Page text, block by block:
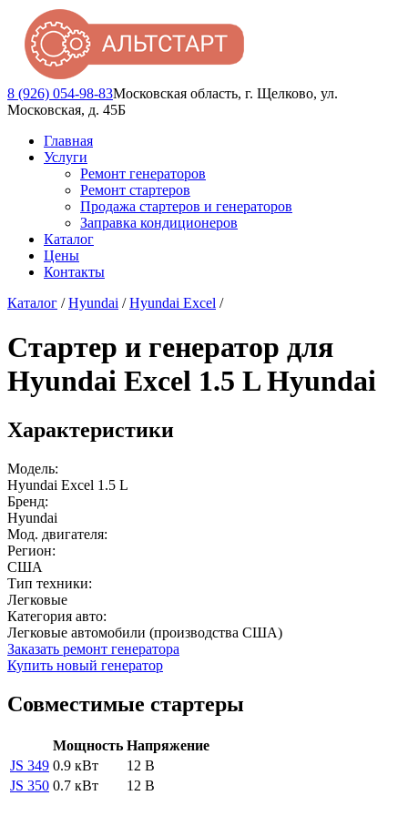
8 (926) 054-98-83Московская область, г. Щелково, ул.
Московская, д. 45Б
Главная
Услуги
Ремонт генераторов
Ремонт стартеров
Продажа стартеров и генераторов
Заправка кондиционеров
Каталог
Цены
Контакты
Каталог /Hyundai /Hyundai Excel /
Стартер и генератор для
Hyundai Excel 1.5 L Hyundai
Характеристики
Модель:
Hyundai Excel 1.5 L
Бренд:
Hyundai
Мод. двигателя:
Регион:
США
Тип техники:
Легковые
Категория авто:
Легковые автомобили (производства США)
Заказать ремонт генератора
Купить новый генератор
Совместимые стартеры
Мощность Напряжение
JS 349 0.9 кВт
12 В
JS 350 0.7 кВт 12 В